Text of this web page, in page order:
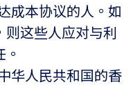
本协议的人。如
则这些人应对与利
人民共和国的香